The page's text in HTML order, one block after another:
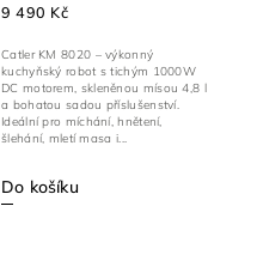
9 490 Kč
Do košíku
Catler KM 8020 – výkonný
kuchyňský robot s tichým 1000W
DC motorem, skleněnou mísou 4,8 l
a bohatou sadou příslušenství.
Ideální pro míchání, hnětení,
šlehání, mletí masa i...